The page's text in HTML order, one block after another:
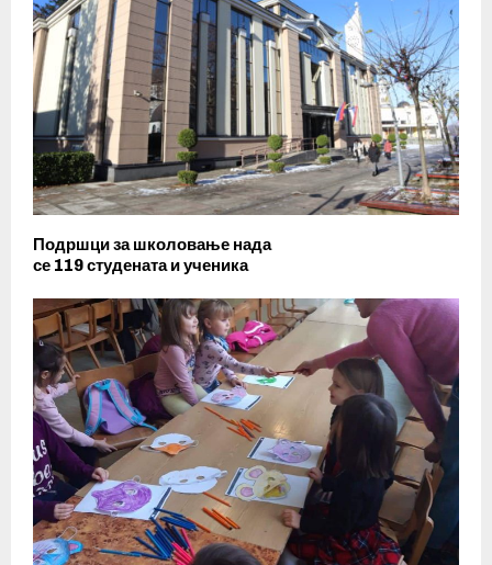
Подршци за школовање нада
се 119 студената и ученика